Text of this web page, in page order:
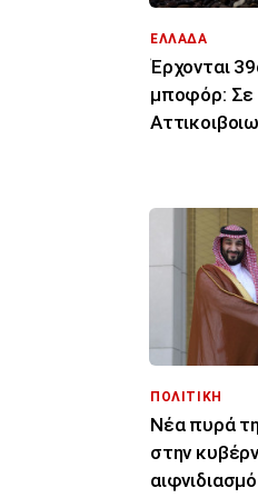
ΕΛΛΑΔΑ
Έρχονται
μποφόρ: Σε
ΠΟΛΙΤΙΚΗ
Νέα πυρά
στην